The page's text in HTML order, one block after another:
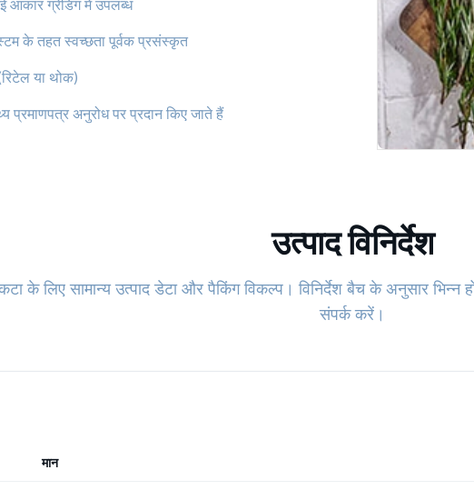
आकार ग्रेडिंग में उपलब्ध
के तहत स्वच्छता पूर्वक प्रसंस्कृत
या थोक)
प्रमाणपत्र अनुरोध पर प्रदान किए जाते हैं
उत्पाद विनिर्देश
के लिए सामान्य उत्पाद डेटा और पैकिंग विकल्प। विनिर्देश बैच के अनुसार भिन्न
संपर्क करें।
मान